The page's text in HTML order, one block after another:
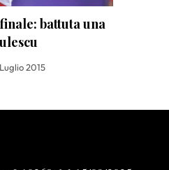
battuta una
2015